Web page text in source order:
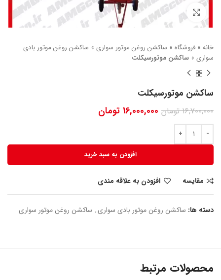
بزرگنمایی تصویر
خانه » فروشگاه » ساکشن روغن موتور سواری » ساکشن روغن موتور بادی
سواری » ساکشن موتورسیکلت
ساکشن موتورسیکلت
16,700,000تومان 16,000,000 تومان
افزودن به سبد خرید
مقایسه افزودن به علاقه مندی
دسته ها: ساکشن روغن موتور بادی سواری, ساکشن روغن موتور سواری
محصولات مرتبط